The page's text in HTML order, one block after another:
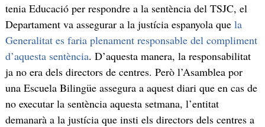
tenia Educació per respondre a la sentència del TSJC, el
Departament va assegurar a la justícia espanyola quela
Generalitat es faria plenament responsable del compliment
d’aquesta sentència. D’aquesta manera, la responsabilitat
ja no era dels directors de centres. Però l’Asamblea por
una Escuela Bilingüe assegura a aquest diari que en cas de
no executar la sentència aquesta setmana, l’entitat
demanarà a la justícia que insti els directors dels centres a